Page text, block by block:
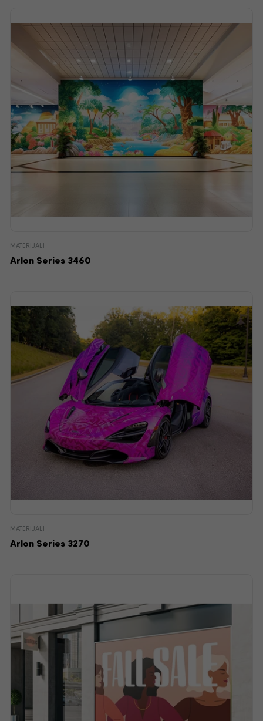
MATERIJALI
Arlon Series 3460
MATERIJALI
Arlon Series 3270